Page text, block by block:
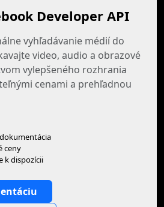
Developer API
vyhľadávanie médií do
video, audio a obrazové
vylepšeného rozhrania
cenami a prehľadnou
ceny
k dispozícii